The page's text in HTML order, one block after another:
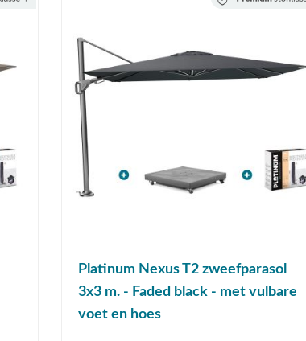
Platinum Nexus T2 zweefparasol
3x3 m. - Faded black - met vulbare
voet en hoes